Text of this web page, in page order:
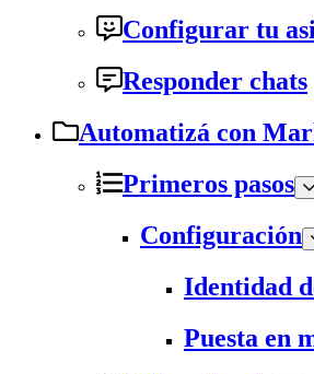
Configurar tu
Responder chats
Automatizá con
Primeros pasos
Configuración
Identidad
Puesta en